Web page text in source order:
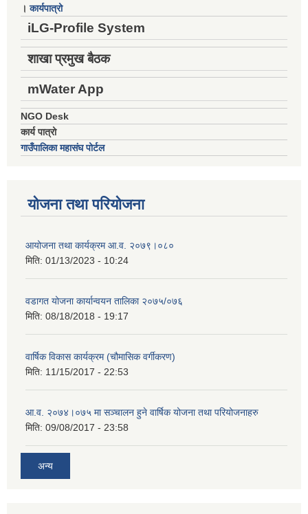
।कार्यपात्रो
iLG-Profile System
शाखा प्रमुख बैठक
mWater App
NGO Desk
कार्य पात्रो
गाउँपालिका महासंघ पोर्टल
योजना तथा परियोजना
आयोजना तथा कार्यक्रम आ.व. २०७९।०८०
मिति: 01/13/2023 - 10:24
वडागत योजना कार्यान्वयन तालिका २०७५/०७६
मिति: 08/18/2018 - 19:17
वार्षिक विकास कार्यक्रम (चौमासिक वर्गीकरण)
मिति: 11/15/2017 - 22:53
आ.व. २०७४।०७५ मा सञ्चालन हुने वार्षिक योजना तथा परियोजनाहरु
मिति: 09/08/2017 - 23:58
अन्य